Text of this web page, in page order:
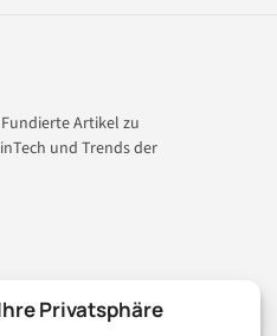
Privatsphäre
Artikel zu
und Trends der